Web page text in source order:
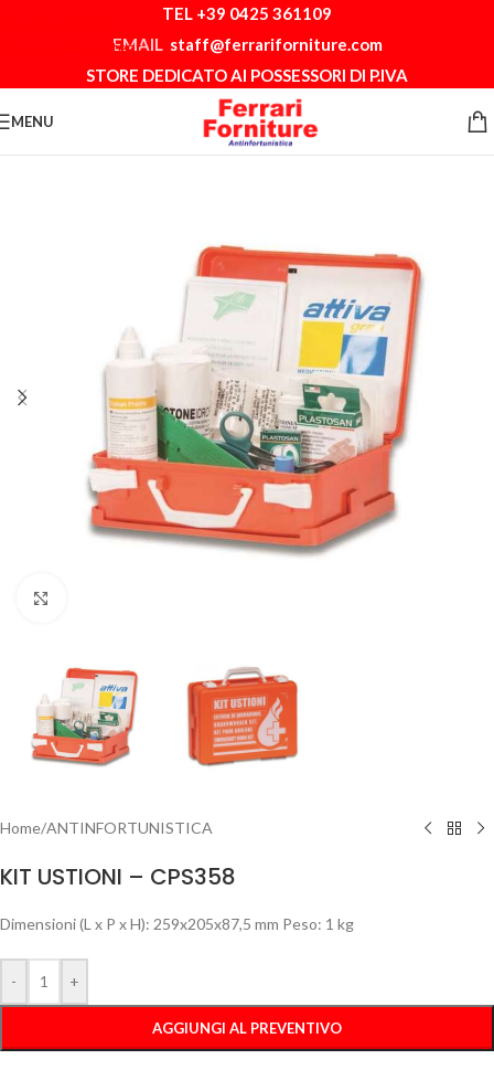
Skip to main content
TEL +39 0425 361109
EMAIL staff@ferrariforniture.com
STORE DEDICATO AI POSSESSORI DI P.IVA
MENU
Home/ANTINFORTUNISTICA
KIT USTIONI – CPS358
Dimensioni (L x P x H): 259x205x87,5 mm Peso: 1 kg
- +
AGGIUNGI AL PREVENTIVO